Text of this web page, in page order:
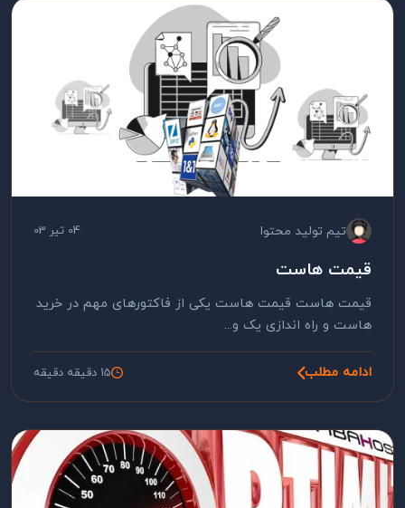
تیم تولید محتوا 04 تیر 03
قیمت هاست
قیمت هاست قیمت هاست یکی از فاکتورهای مهم در خرید
هاست و راه اندازی یک و...
ادامه مطلب 15 دقیقه دقیقه